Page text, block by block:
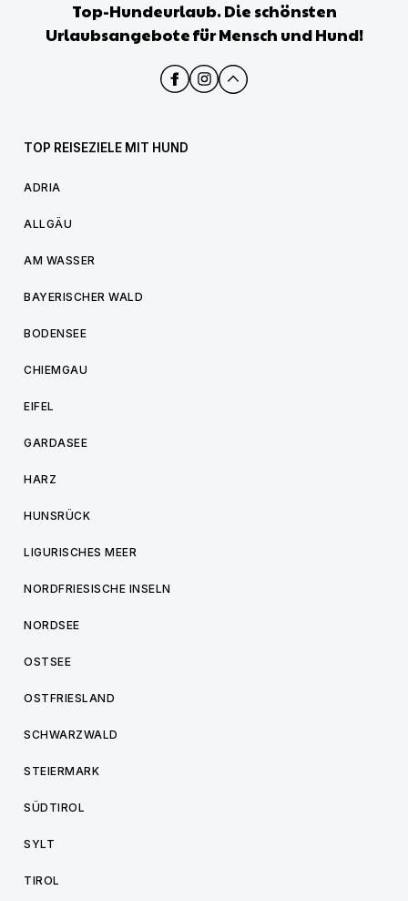
Top-Hundeurlaub. Die schönsten
Urlaubsangebote für Mensch und Hund!
TOP REISEZIELE MIT HUND
ADRIA
ALLGÄU
AM WASSER
BAYERISCHER WALD
BODENSEE
CHIEMGAU
EIFEL
GARDASEE
HARZ
HUNSRÜCK
LIGURISCHES MEER
NORDFRIESISCHE INSELN
NORDSEE
OSTSEE
OSTFRIESLAND
SCHWARZWALD
STEIERMARK
SÜDTIROL
SYLT
TIROL